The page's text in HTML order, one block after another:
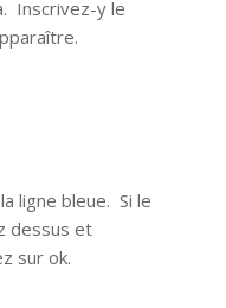
Inscrivez-y le
ligne bleue. Si le
dessus et
sur ok.